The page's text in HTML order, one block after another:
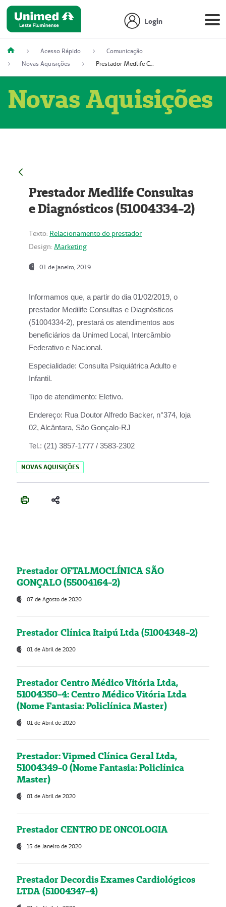
Login
Acesso Rápido
Comunicação
Novas Aquisições
Prestador Medlife Consultas e Diagnósticos (51004334-2)
Novas Aquisições
Prestador Medlife Consultas
e Diagnósticos (51004334-2)
Texto: Relacionamento do prestador
Design: Marketing
01 de janeiro, 2019
Informamos que, a partir do dia 01/02/2019, o
prestador Medilife Consultas e Diagnósticos
(51004334-2), prestará os atendimentos aos
beneficiários da Unimed Local, Intercâmbio
Federativo e Nacional.
Especialidade: Consulta Psiquiátrica Adulto e
Infantil.
Tipo de atendimento: Eletivo.
Endereço: Rua Doutor Alfredo Backer, n°374, loja
02, Alcântara, São Gonçalo-RJ
Tel.: (21) 3857-1777 / 3583-2302
NOVAS AQUISIÇÕES
Prestador OFTALMOCLÍNICA SÃO
GONÇALO (55004164-2)
07 de Agosto de 2020
Prestador Clínica Itaipú Ltda (51004348-2)
01 de Abril de 2020
Prestador Centro Médico Vitória Ltda,
51004350-4: Centro Médico Vitória Ltda
(Nome Fantasia: Policlínica Master)
01 de Abril de 2020
Prestador: Vipmed Clínica Geral Ltda,
51004349-0 (Nome Fantasia: Policlínica
Master)
01 de Abril de 2020
Prestador CENTRO DE ONCOLOGIA
15 de Janeiro de 2020
Prestador Decordis Exames Cardiológicos
LTDA (51004347-4)